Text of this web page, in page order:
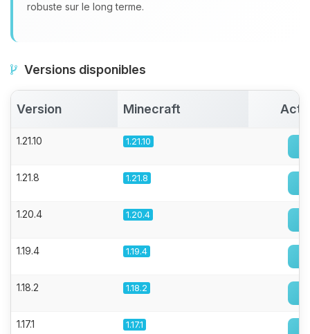
robuste sur le long terme.
Versions disponibles
Version Minecraft
1.21.10 1.21.10
1.21.8 1.21.8
1.20.4 1.20.4
1.19.4 1.19.4
1.18.2 1.18.2
1.17.1 1.17.1